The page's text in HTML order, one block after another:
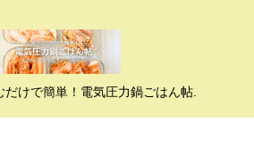
けで簡単！電気圧力鍋ごはん帖.